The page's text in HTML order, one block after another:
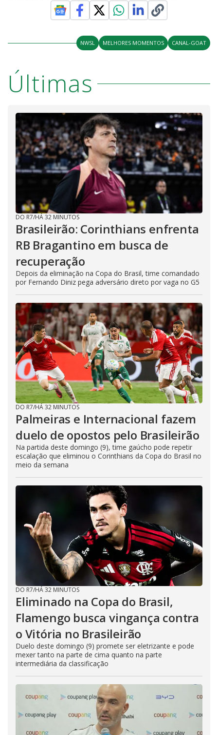
NWSL MELHORES MOMENTOS CANAL-GOAT
Últimas
DO R7/HÁ 32 MINUTOS
Brasileirão: Corinthians enfrenta
RB Bragantino em busca de
recuperação
Depois da eliminação na Copa do Brasil, time comandado
por Fernando Diniz pega adversário direto por vaga no G5
DO R7/HÁ 32 MINUTOS
Palmeiras e Internacional fazem
duelo de opostos pelo Brasileirão
Na partida deste domingo (9), time gaúcho pode repetir
escalação que eliminou o Corinthians da Copa do Brasil no
meio da semana
DO R7/HÁ 32 MINUTOS
Eliminado na Copa do Brasil,
Flamengo busca vingança contra
o Vitória no Brasileirão
Duelo deste domingo (9) promete ser eletrizante e pode
mexer tanto na parte de cima quanto na parte
intermediária da classificação